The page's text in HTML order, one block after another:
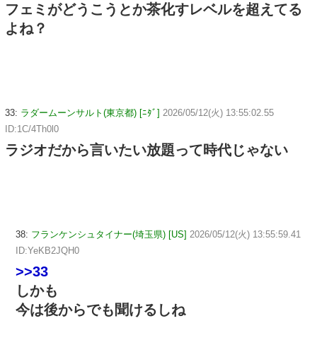
フェミがどうこうとか茶化すレベルを超えてる
よね？
33: ラダームーンサルト(東京都) [ﾆﾀﾞ] 2026/05/12(火) 13:55:02.55
ID:1C/4Th0l0
ラジオだから言いたい放題って時代じゃない
38: フランケンシュタイナー(埼玉県) [US] 2026/05/12(火) 13:55:59.41
ID:YeKB2JQH0
>>33
しかも
今は後からでも聞けるしね